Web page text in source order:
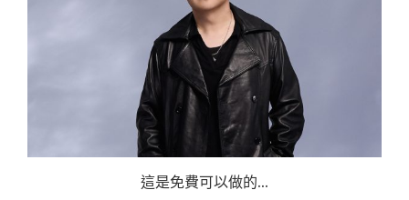
這是免費可以做的...